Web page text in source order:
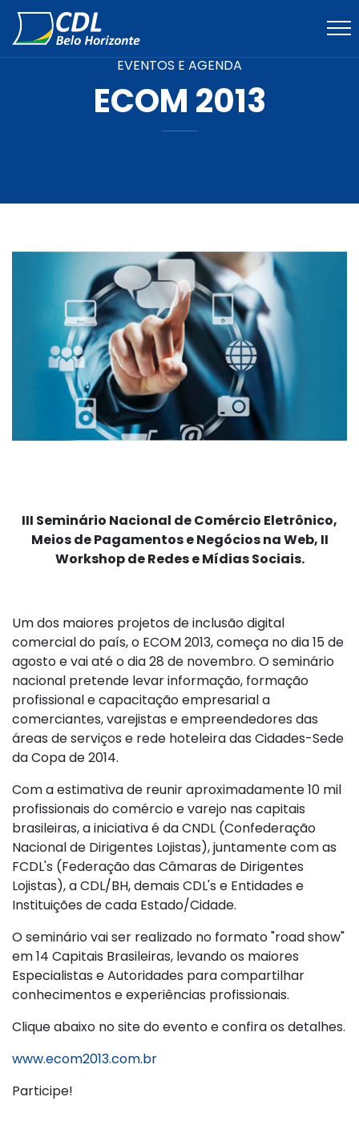
EVENTOS E AGENDA
ECOM 2013
III Seminário Nacional de Comércio Eletrônico,
Meios de Pagamentos e Negócios na Web, II
Workshop de Redes e Mídias Sociais.
Um dos maiores projetos de inclusão digital
comercial do país, o ECOM 2013, começa no dia 15 de
agosto e vai até o dia 28 de novembro. O seminário
nacional pretende levar informação, formação
profissional e capacitação empresarial a
comerciantes, varejistas e empreendedores das
áreas de serviços e rede hoteleira das Cidades-Sede
da Copa de 2014.
Com a estimativa de reunir aproximadamente 10 mil
profissionais do comércio e varejo nas capitais
brasileiras, a iniciativa é da CNDL (Confederação
Nacional de Dirigentes Lojistas), juntamente com as
FCDL's (Federação das Câmaras de Dirigentes
Lojistas), a CDL/BH, demais CDL's e Entidades e
Instituições de cada Estado/Cidade.
O seminário vai ser realizado no formato "road show"
em 14 Capitais Brasileiras, levando os maiores
Especialistas e Autoridades para compartilhar
conhecimentos e experiências profissionais.
Clique abaixo no site do evento e confira os detalhes.
www.ecom2013.com.br
Participe!